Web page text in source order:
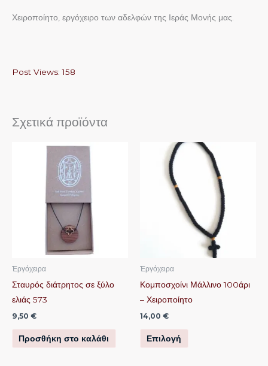
Χειροποίητο, εργόχειρο των αδελφών της Ιεράς Μονής μας.
Post Views: 158
Σχετικά προϊόντα
Ἐργόχειρα
Σταυρός διάτρητος σε ξύλο
ελιάς 573
9,50 €
Προσθήκη στο καλάθι
Ἐργόχειρα
Κομποσχοίνι Μάλλινο 100άρι
– Χειροποίητο
14,00 €
Επιλογή
Αυτό
προϊόν
πολλαπλές
παραλλαγές.
επιλογές
να
επιλεγούν
σελίδα